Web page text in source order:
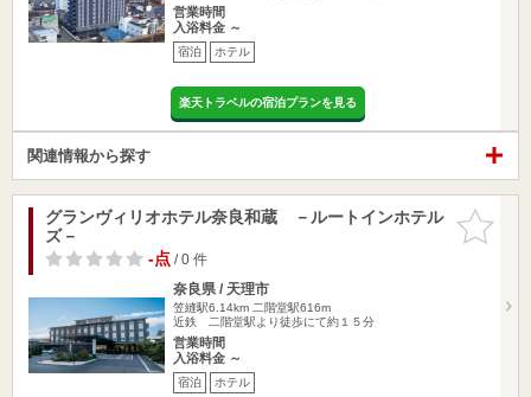
営業時間
入浴料金 ～
宿泊 ホテル
楽天トラベルの宿泊プランを見る
関連情報から探す
お気に入
りに追加
グランヴィリオホテル奈良和蔵 －ルートインホテル
ズ－
-点/ 0 件
奈良県 / 天理市
笠縫駅6.14km 二階堂駅616m
近鉄 二階堂駅より徒歩にて約１５分
営業時間
入浴料金 ～
宿泊 ホテル